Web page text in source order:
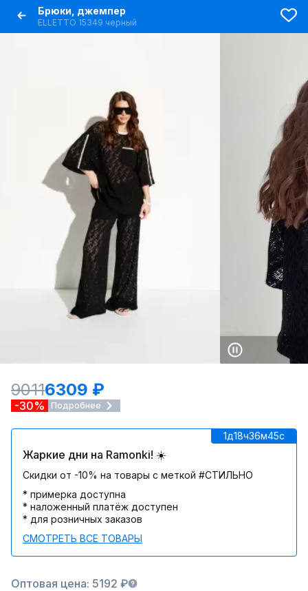
Брюки, джемпер
ELLETTO 15349 черный
90116309 ₽
-30% Подробнее
1д18ч36м45c
Жаркие дни на Ramonki! ☀️
Скидки от -10% на товары с меткой #СТИЛЬНО
* примерка доступна
* наложенный платёж доступен
* для розничных заказов
СМОТРЕТЬ ВСЕ ТОВАРЫ
Оптовая цена: 5192 ₽